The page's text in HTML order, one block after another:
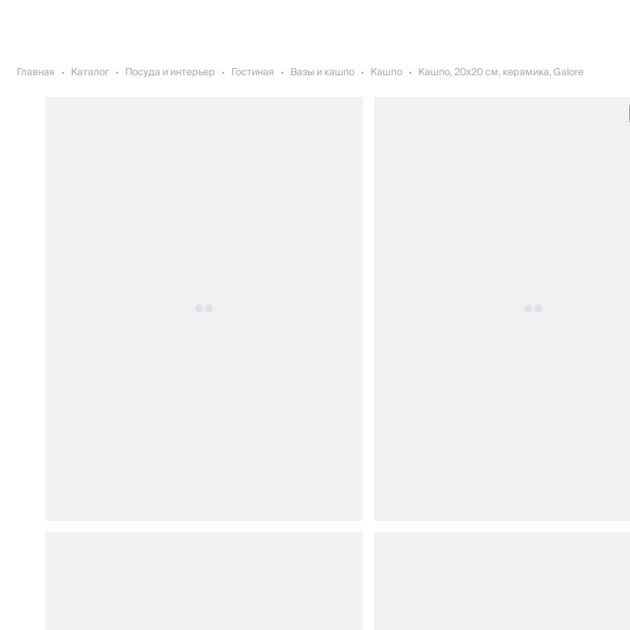
Главная Каталог Посуда и интерьер Гостиная Вазы и кашпо Кашпо Кашпо, 20х20 см, керамика, Galore